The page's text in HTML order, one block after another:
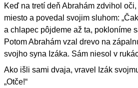
Keď na tretí deň Abrahám zdvihol
miesto a povedal svojim sluhom:
a chlapec pôjdeme až ta, pokloníme
Potom Abrahám vzal drevo na
svojho syna Izáka. Sám niesol v
Ako išli sami dvaja, vravel Izák
„Otče!“